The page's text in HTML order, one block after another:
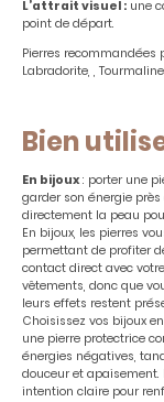
L’attrait visuel : une
point de départ.
Pierres recommandées
Labradorite, ,
Bien
En bijoux : porter une
garder son énergie
directement la peau
En bijoux, les pierres
permettant de profiter
contact direct avec
vêtements, donc que
leurs effets restent
Choisissez vos bijoux
une pierre protectrice
énergies négatives,
douceur et apaisement.
intention claire pour